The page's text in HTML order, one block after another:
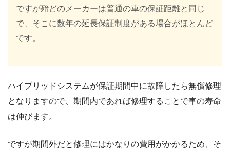
ですが殆どのメーカーは普通の車の保証距離と同じ
で、そこに数年の延長保証制度がある場合がほとんど
です。
ハイブリッドシステムが保証期間中に故障したら無償修理
となりますので、期間内であれば修理することで車の寿命
は伸びます。
ですが期間外だと修理にはかなりの費用がかかるため、そ